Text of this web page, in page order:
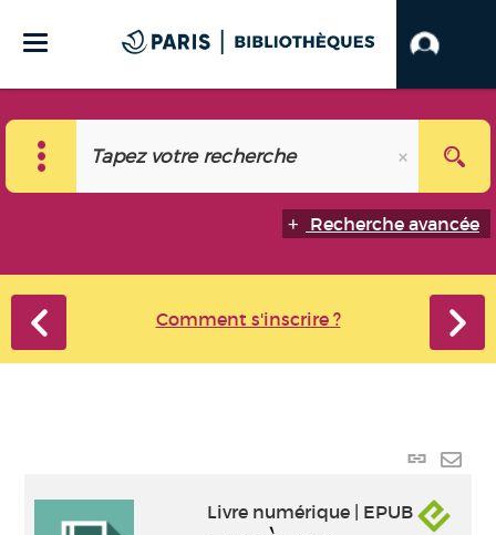
Recherche avancée
Comment s'inscrire ?
Lien
Livre numérique | EPUB